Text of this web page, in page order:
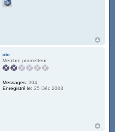
obi
Membre prometteur
Messages: 204
Enregistré le: 25 Déc 2003